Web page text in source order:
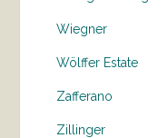
Wiegner
Wölffer Estate
Zafferano
Zillinger